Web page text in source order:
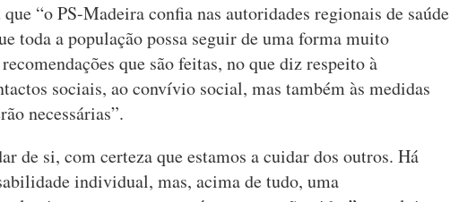
“o PS-Madeira confia nas autoridades regionais de saúde
toda a população possa seguir de uma forma muito
que são feitas, no que diz respeito à
sociais, ao convívio social, mas também às medidas
necessárias”.
de si, com certeza que estamos a cuidar dos outros. Há
individual, mas, acima de tudo, uma